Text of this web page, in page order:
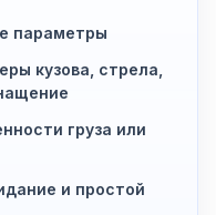
параметры
кузова, стрела,
груза или
и простой